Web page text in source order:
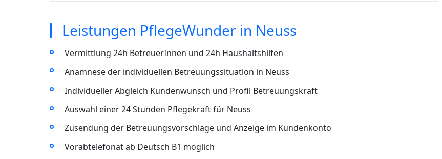
Leistungen PflegeWunder in Neuss
Vermittlung 24h BetreuerInnen und 24h Haushaltshilfen
Anamnese der individuellen Betreuungssituation in Neuss
Individueller Abgleich Kundenwunsch und Profil Betreuungskraft
Auswahl einer 24 Stunden Pflegekraft für Neuss
Zusendung der Betreuungsvorschläge und Anzeige im Kundenkonto
Vorabtelefonat ab Deutsch B1 möglich